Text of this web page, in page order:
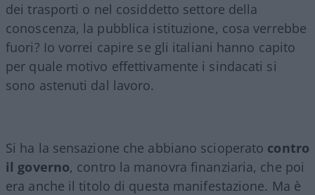
dei trasporti o nel cosiddetto settore della
conoscenza, la pubblica istituzione, cosa verrebbe
fuori? Io vorrei capire se gli italiani hanno capito
per quale motivo effettivamente i sindacati si
sono astenuti dal lavoro.
Si ha la sensazione che abbiano scioperato contro
il governo, contro la manovra finanziaria, che poi
era anche il titolo di questa manifestazione. Ma è